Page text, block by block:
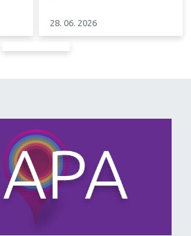
28. 06. 2026